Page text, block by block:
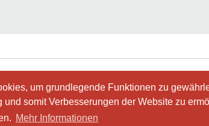
um grundlegende Funktionen zu
somit Verbesserungen der Website zu
Mehr Informationen
um grundlegende Funktionen zu
somit Verbesserungen der Website zu
Mehr Informationen